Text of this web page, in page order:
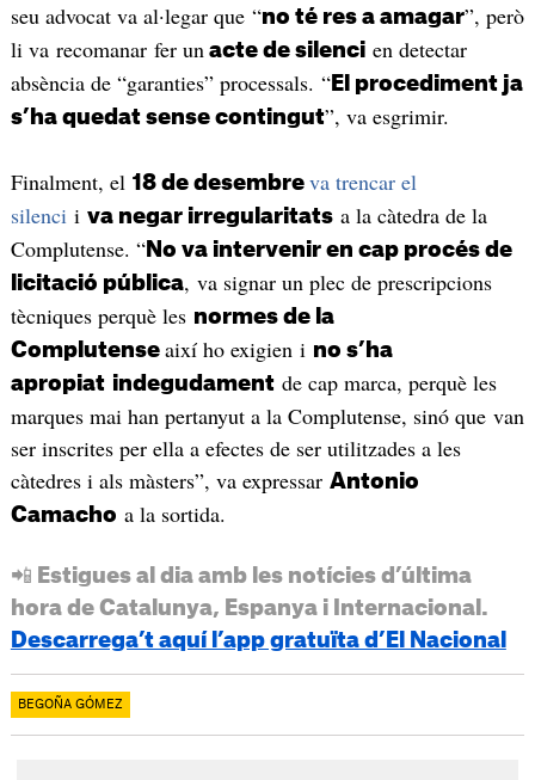
seu advocat va al·legar que “no té res a amagar”, però
li va recomanar fer un acte de silencien detectar
absència de “garanties” processals. “El procediment ja
s’ha quedat sense contingut”, va esgrimir.
Finalment, el 18 de desembre va trencar el
silenci i va negar irregularitatsa la càtedra de la
Complutense. “No va intervenir en cap procés de
licitació pública, va signar un plec de prescripcions
tècniques perquè les normes de la
Complutense així ho exigien i no s’ha
apropiat indegudamentde cap marca, perquè les
marques mai han pertanyut a la Complutense, sinó que van
ser inscrites per ella a efectes de ser utilitzades a les
càtedres i als màsters”, va expressar Antonio
Camacho a la sortida.
📲 Estigues al dia amb les notícies d’última
hora de Catalunya, Espanya i Internacional.
Descarrega’t aquí l’app gratuïta d’El Nacional
BEGOÑA GÓMEZ